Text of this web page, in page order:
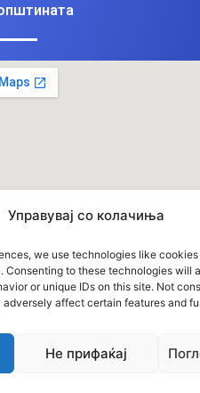
Управувај со колачиња
we use technologies like
Consenting to these technologies will
or unique IDs on this site. Not
affect certain features and
Не прифаќај